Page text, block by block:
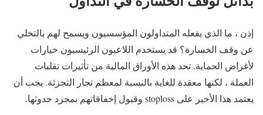
إذن ، ما الذي يفعله المتداولون المؤسسيون ويسمح لهم بالتخلي
عن وقف الخسارة؟ قد يستخدم اللاعبون الرئيسيون خيارات
لأغراض الحماية. تحد هذه الأوراق المالية من تأثيرات تقلبات
العملة ، لكنها معقدة للغاية بالنسبة لمعظم تجار التجزئة. يجب أن
يعتمد هذا الأخير على stoploss وقبول إخفاقاتهم بمجرد حدوثها.